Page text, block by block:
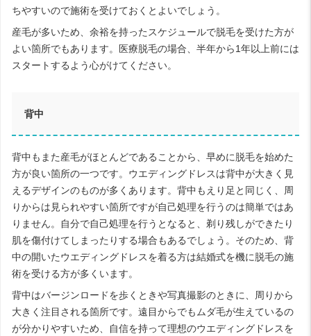
ちやすいので施術を受けておくとよいでしょう。
産毛が多いため、余裕を持ったスケジュールで脱毛を受けた方が
よい箇所でもあります。医療脱毛の場合、半年から1年以上前には
スタートするよう心がけてください。
背中
背中もまた産毛がほとんどであることから、早めに脱毛を始めた
方が良い箇所の一つです。ウエディングドレスは背中が大きく見
えるデザインのものが多くあります。背中もえり足と同じく、周
りからは見られやすい箇所ですが自己処理を行うのは簡単ではあ
りません。自分で自己処理を行うとなると、剃り残しができたり
肌を傷付けてしまったりする場合もあるでしょう。そのため、背
中の開いたウエディングドレスを着る方は結婚式を機に脱毛の施
術を受ける方が多くいます。
背中はバージンロードを歩くときや写真撮影のときに、周りから
大きく注目される箇所です。遠目からでもムダ毛が生えているの
が分かりやすいため、自信を持って理想のウエディングドレスを